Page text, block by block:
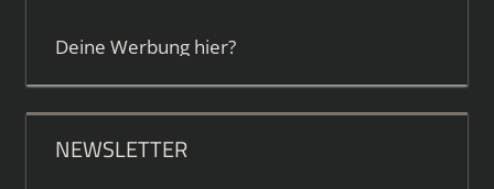
Deine Werbung hier?
NEWSLETTER